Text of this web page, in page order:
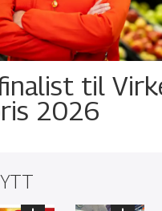
til
2026